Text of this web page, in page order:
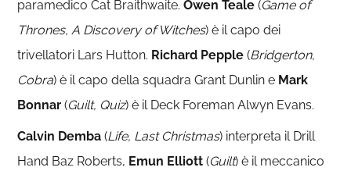
paramedico Cat Braithwaite.Owen Teale (Game of
Thrones, A Discovery of Witches) è il capo dei
trivellatori Lars Hutton. Richard Pepple (Bridgerton,
Cobra) è il capo della squadra Grant Dunlin e Mark
Bonnar (Guilt, Quiz) è il Deck Foreman Alwyn Evans.
Calvin Demba (Life, Last Christmas) interpreta il Drill
Hand Baz Roberts, Emun Elliott (Guilt) è il meccanico